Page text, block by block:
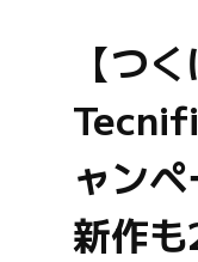
【つ
ャン
新作